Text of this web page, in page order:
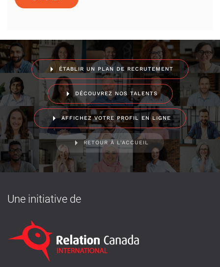
ÉTABLIR UN PLAN DE RECRUTEMENT
DÉCOUVREZ NOS TALENTS
AFFICHEZ VOTRE PROFIL EN LIGNE
RETOUR À L'ACCUEIL
Une initiative de